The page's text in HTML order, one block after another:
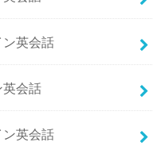
ン英会話
英会話
ン英会話